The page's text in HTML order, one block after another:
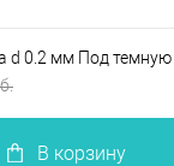
d 0.2 мм Под
В корзину